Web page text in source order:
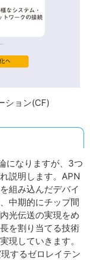
ション(CF)
になりますが、3つ
説明します。APN
組み込んだデバイ
中期的にチップ間
光伝送の実現をめ
を割り当てる技術
現していきます。
するゼロレイテン